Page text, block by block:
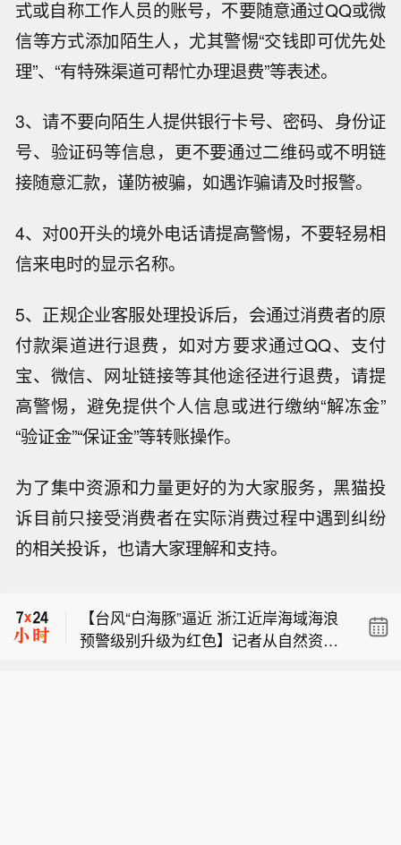
式或自称工作人员的账号，不要随意通过QQ或微
信等方式添加陌生人，尤其警惕“交钱即可优先处
理”、“有特殊渠道可帮忙办理退费”等表述。
3、请不要向陌生人提供银行卡号、密码、身份证
号、验证码等信息，更不要通过二维码或不明链
接随意汇款，谨防被骗，如遇诈骗请及时报警。
4、对00开头的境外电话请提高警惕，不要轻易相
信来电时的显示名称。
5、正规企业客服处理投诉后，会通过消费者的原
付款渠道进行退费，如对方要求通过QQ、支付
宝、微信、网址链接等其他途径进行退费，请提
高警惕，避免提供个人信息或进行缴纳“解冻金”
“验证金”“保证金”等转账操作。
为了集中资源和力量更好的为大家服务，黑猫投
诉目前只接受消费者在实际消费过程中遇到纠纷
的相关投诉，也请大家理解和支持。
【包钢股份成功研发800MPa级增强成
形性稀土热轧汽车钢】据包钢股份消
钢。该产品采用“稀土净化钢质+纳米析
出强化”复合技术，兼具高强度、高塑性
【台风“白海豚”逼近 浙江近岸海域海浪
预警级别升级为红色】记者从自然资源